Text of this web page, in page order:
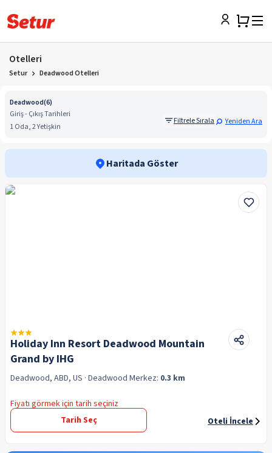
Otelleri
Setur Deadwood Otelleri
Deadwood(6)
Giriş - Çıkış Tarihleri
1 Oda, 2 Yetişkin
Filtrele Sırala Yeniden Ara
Haritada Göster
Holiday Inn Resort Deadwood Mountain
Grand by IHG
Deadwood, ABD, US · Deadwood Merkez: 0.3 km
Fiyatı görmek için tarih seçiniz
Tarih Seç
Oteli İncele